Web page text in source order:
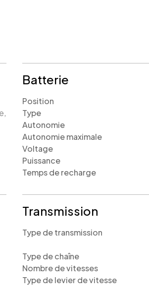
Batterie
Position
Type
Autonomie
Autonomie maximale
Voltage
Puissance
Temps de recharge
Transmission
Type de transmission
Type de chaîne
Nombre de vitesses
Type de levier de vitesse